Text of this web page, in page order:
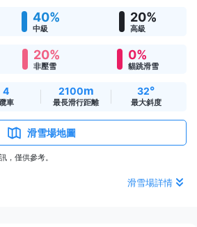
40%
中級
20%
高級
20%
非壓雪
0%
貓跳滑雪
4
車
2100m
最長滑行距離
32°
最大斜度
滑雪場地圖
，僅供參考。
滑雪場詳情